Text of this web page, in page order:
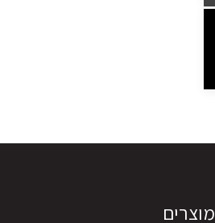
מוצרים